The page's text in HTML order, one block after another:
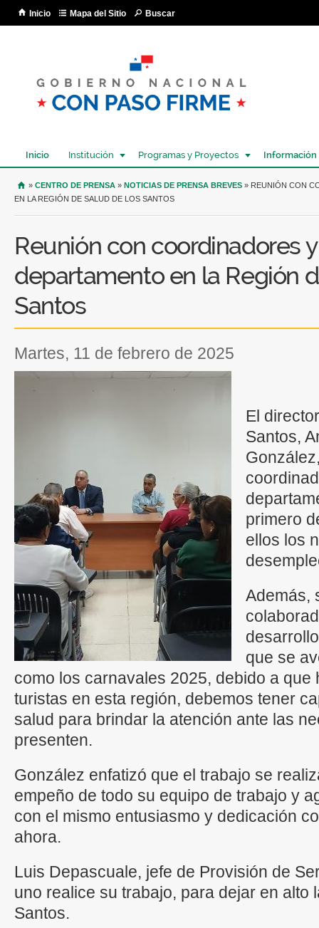
Inicio Mapa del Sitio Buscar
Inicio Institución Programas y Proyectos Información
USTED SE ENCUENTRA AQUÍ
» CENTRO DE PRENSA » NOTICIAS DE PRENSA BREVES » REUNIÓN CON
EN LA REGIÓN DE SALUD DE LOS SANTOS
Reunión con coordinadores
departamento en la Región
Santos
martes, 11 de febrero de 2025
El
Santos,
primero
ellos los
Además,
que se
como los carnavales 2025, debido a que
turistas en esta región, debemos tener
salud para brindar la atención ante las
presenten.
González enfatizó que el trabajo se
empeño de todo su equipo de trabajo y
con el mismo entusiasmo y dedicación
ahora.
Luis Depascuale, jefe de Provisión de
uno realice su trabajo, para dejar en alto
Santos.